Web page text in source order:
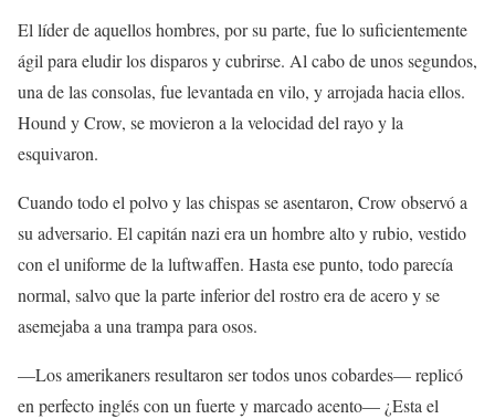
El líder de aquellos hombres, por su parte, fue lo suficientemente
ágil para eludir los disparos y cubrirse. Al cabo de unos segundos,
una de las consolas, fue levantada en vilo, y arrojada hacia ellos.
Hound y Crow, se movieron a la velocidad del rayo y la
esquivaron.
Cuando todo el polvo y las chispas se asentaron, Crow observó a
su adversario. El capitán nazi era un hombre alto y rubio, vestido
con el uniforme de la luftwaffen. Hasta ese punto, todo parecía
normal, salvo que la parte inferior del rostro era de acero y se
asemejaba a una trampa para osos.
—Los amerikaners resultaron ser todos unos cobardes— replicó
en perfecto inglés con un fuerte y marcado acento— ¿Esta el